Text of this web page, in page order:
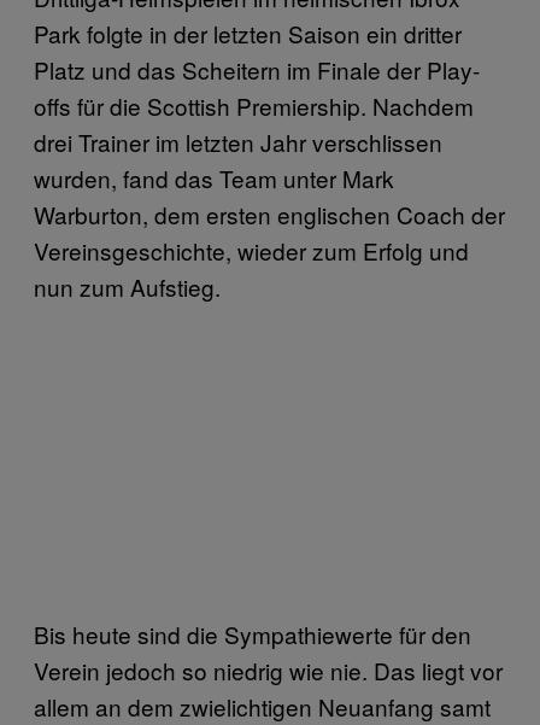
Park folgte in der letzten Saison ein dritter
Platz und das Scheitern im Finale der Play-
offs für die Scottish Premiership. Nachdem
drei Trainer im letzten Jahr verschlissen
wurden, fand das Team unter Mark
Warburton, dem ersten englischen Coach der
Vereinsgeschichte, wieder zum Erfolg und
nun zum Aufstieg.
Bis heute sind die Sympathiewerte für den
Verein jedoch so niedrig wie nie. Das liegt vor
allem an dem zwielichtigen Neuanfang samt